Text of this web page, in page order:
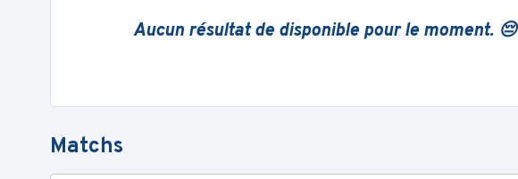
Aucun résultat de disponible pour le moment. 😔
Matchs